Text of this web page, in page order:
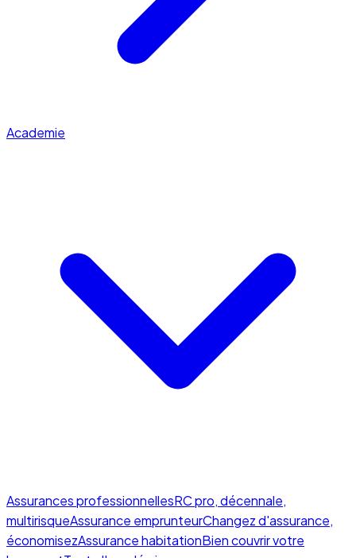
Academie
Assurances professionnellesRC pro, décennale,
multirisqueAssurance emprunteurChangez d'assurance,
économisezAssurance habitationBien couvrir votre